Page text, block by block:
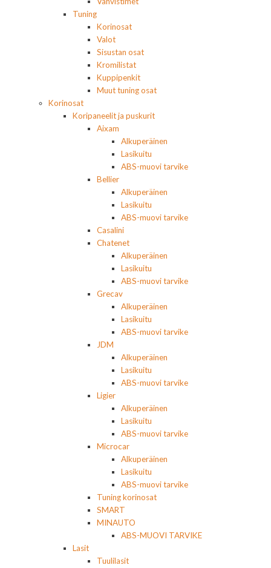
Tuning
Korinosat
Valot
Sisustan osat
Kromilistat
Kuppipenkit
Muut tuning osat
Korinosat
Koripaneelit ja puskurit
Aixam
Alkuperäinen
Lasikuitu
ABS-muovi tarvike
Bellier
Alkuperäinen
Lasikuitu
ABS-muovi tarvike
Casalini
Chatenet
Alkuperäinen
Lasikuitu
ABS-muovi tarvike
Grecav
Alkuperäinen
Lasikuitu
ABS-muovi tarvike
JDM
Alkuperäinen
Lasikuitu
ABS-muovi tarvike
Ligier
Alkuperäinen
Lasikuitu
ABS-muovi tarvike
Microcar
Alkuperäinen
Lasikuitu
ABS-muovi tarvike
Tuning korinosat
SMART
MINAUTO
ABS-MUOVI TARVIKE
Lasit
Tuulilasit